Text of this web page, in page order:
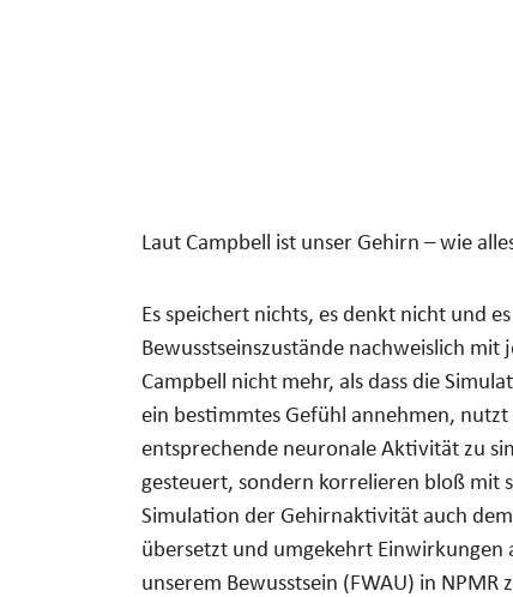
Laut Campbell ist unser Gehirn – wie
Es speichert nichts, es denkt nicht und
Bewusstseinszustände nachweislich
Campbell nicht mehr, als dass die
ein bestimmtes Gefühl annehmen,
entsprechende neuronale Aktivität zu
gesteuert, sondern korrelieren bloß mit
Simulation der Gehirnaktivität auch dem
übersetzt und umgekehrt
unserem Bewusstsein (FWAU) in